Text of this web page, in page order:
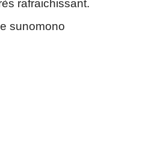
rafraichissant.
sunomono